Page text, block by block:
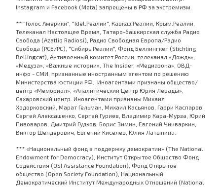
Instagram и Facebook (Metа) запрещены в РФ за экстремизм.
** "Голос Америки", "Idel.Реалии", Кавказ.Реалии, Крым.Реалии,
Телеканал Настоящее Время, Татаро-башкирская служба Радио
Свобода (Azatliq Radiosi), Радио Свободная Европа/Радио
Свобода (PCE/PC), "Сибирь.Реалии", Фонд Беллингкет (Stichting
Bellingcat), Антивоенный комитет России, телеканал «Дождь»,
«Медуза», «Важные истории», The Insider, «Медиазона», ОВД-
инфо - СМИ, признанные иностранным агентом по решению
Министерства юстиции РФ. Иноагентами признаны общество/
центр «Мемориал», «Аналитический Центр Юрия Левады»,
Сахаровский центр. Иноагентами признаны Михаил
Ходорковский, Марат Гельман, Михаил Касьянов, Гарри Каспаров,
Сергей Алексашенко, Сергей Гуриев, Владимир Кара-Мурза, Юрий
Пивоваров, Дмитрий Гудков, Борис Зимин, Евгений Чичваркин,
Виктор Шендерович, Евгений Киселев, Юлия Латынина.
*** «Национальный фонд в поддержку демократии» (The National
Endowment for Democracy), Институт Открытое Общество Фонд
Содействия (OSI Assistance Foundation), Фонд Открытое
общество (Open Society Foundation), Национальный
Демократический Институт Международных Отношений (National